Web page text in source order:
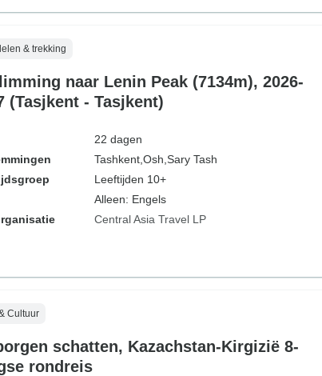
& trekking
naar Lenin Peak (7134m), 2026-
(Tasjkent - Tasjkent)
22 dagen
Tashkent, Osh, Sary Tash
Leeftijden 10+
Alleen: Engels
Central Asia Travel LP
Cultuur
schatten, Kazachstan-Kirgizië 8-
rondreis